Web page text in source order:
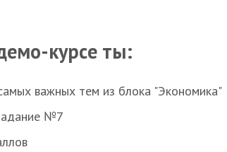
курсе ты:
важных тем из блока "Экономика"
№7